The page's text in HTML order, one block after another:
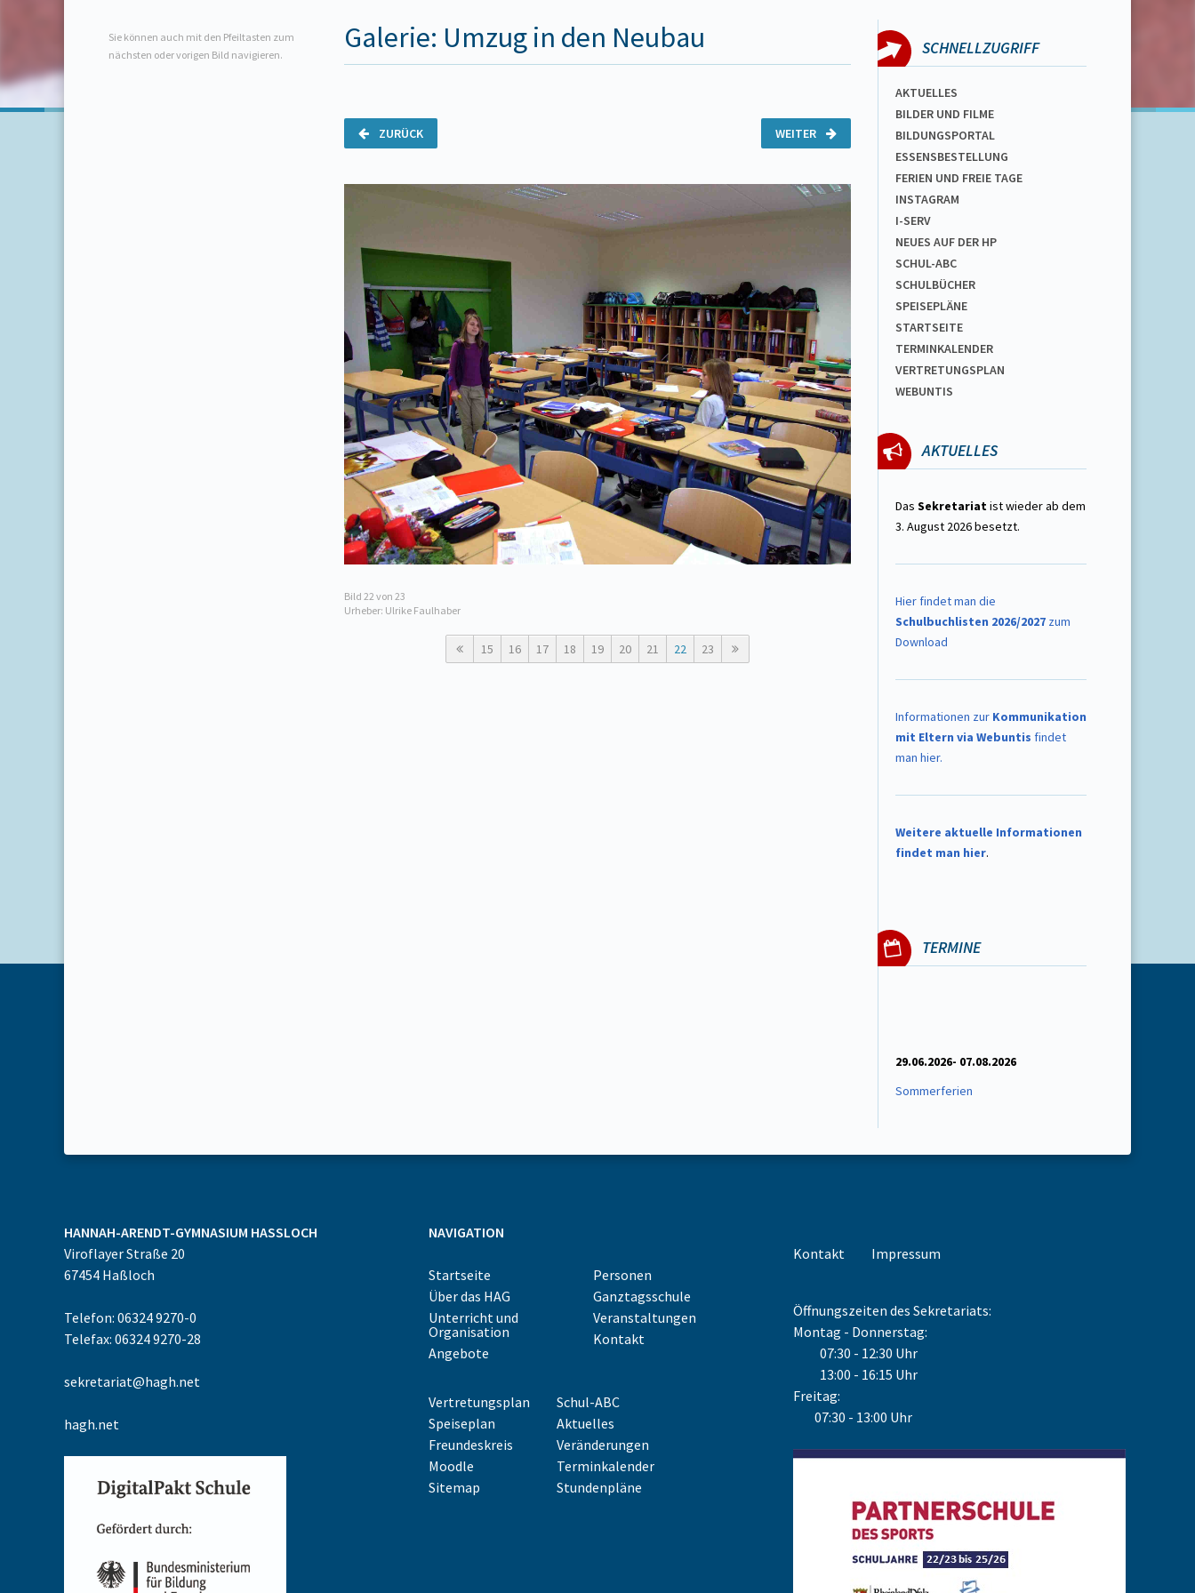
Sie können auch mit den Pfeiltasten zum
nächsten oder vorigen Bild navigieren.
Galerie: Umzug in den Neubau
WEITER
ZURÜCK
Bild 22 von 23
Urheber: Ulrike Faulhaber
15 16 17 18 19 20 21 22 23
SCHNELLZUGRIFF
AKTUELLES
BILDER UND FILME
BILDUNGSPORTAL
ESSENSBESTELLUNG
FERIEN UND FREIE TAGE
INSTAGRAM
I-SERV
NEUES AUF DER HP
SCHUL-ABC
SCHULBÜCHER
SPEISEPLÄNE
STARTSEITE
TERMINKALENDER
VERTRETUNGSPLAN
WEBUNTIS
AKTUELLES
Das Sekretariatist wieder ab dem
3. August 2026 besetzt.
Hier findet man die
Schulbuchlisten 2026/2027 zum
Download
Informationen zur Kommunikation
mit Eltern via Webuntis findet
man hier.
Weitere aktuelle Informationen
findet man hier.
TERMINE
29.06.2026- 07.08.2026
Sommerferien
HANNAH-ARENDT-GYMNASIUM HASSLOCH
Viroflayer Straße 20
67454 Haßloch
Telefon: 06324 9270-0
Telefax: 06324 9270-28
sekretariat@hagh.net
hagh.net
NAVIGATION
Startseite
Über das HAG
Unterricht und
Organisation
Angebote
Personen
Ganztagsschule
Veranstaltungen
Kontakt
Vertretungsplan
Speiseplan
Freundeskreis
Moodle
Sitemap
Schul-ABC
Aktuelles
Veränderungen
Terminkalender
Stundenpläne
Kontakt Impressum
Öffnungszeiten des Sekretariats:
Montag - Donnerstag:
07:30 - 12:30 Uhr
13:00 - 16:15 Uhr
Freitag:
07:30 - 13:00 Uhr